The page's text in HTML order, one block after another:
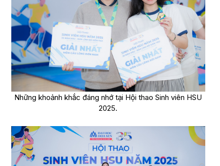
Những khoảnh khắc đáng nhớ tại Hội thao Sinh viên HSU
2025.